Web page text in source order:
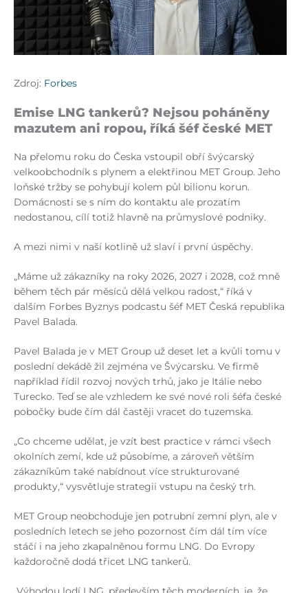
Zdroj: Forbes
Emise LNG tankerů? Nejsou poháněny
mazutem ani ropou, říká šéf české MET
Na přelomu roku do Česka vstoupil obří švýcarský
velkoobchodník s plynem a elektřinou MET Group. Jeho
loňské tržby se pohybují kolem půl bilionu korun.
Domácnosti se s ním do kontaktu ale prozatím
nedostanou, cílí totiž hlavně na průmyslové podniky.
A mezi nimi v naší kotlině už slaví i první úspěchy.
„Máme už zákazníky na roky 2026, 2027 i 2028, což mně
během těch pár měsíců dělá velkou radost,“ říká v
dalším Forbes Byznys podcastu šéf MET Česká republika
Pavel Balada.
Pavel Balada je v MET Group už deset let a kvůli tomu v
poslední dekádě žil zejména ve Švýcarsku. Ve firmě
například řídil rozvoj nových trhů, jako je Itálie nebo
Turecko. Teď se ale vzhledem ke své nové roli šéfa české
pobočky bude čím dál častěji vracet do tuzemska.
„Co chceme udělat, je vzít best practice v rámci všech
okolních zemí, kde už působíme, a zároveň větším
zákazníkům také nabídnout více strukturované
produkty,“ vysvětluje strategii vstupu na český trh.
MET Group neobchoduje jen potrubní zemní plyn, ale v
posledních letech se jeho pozornost čím dál tím více
stáčí i na jeho zkapalněnou formu LNG. Do Evropy
každoročně dodá třicet LNG tankerů.